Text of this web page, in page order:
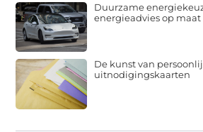
Duurzame
energieadvies op maat
De kunst van
uitnodigingskaarten